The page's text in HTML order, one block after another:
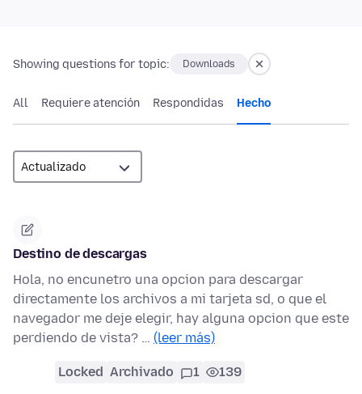
Showing questions for topic: Downloads
All Requiere atención Respondidas Hecho
Destino de descargas
Hola, no encunetro una opcion para descargar
directamente los archivos a mi tarjeta sd, o que el
navegador me deje elegir, hay alguna opcion que este
perdiendo de vista? … (leer más)
Locked Archivado 1 139